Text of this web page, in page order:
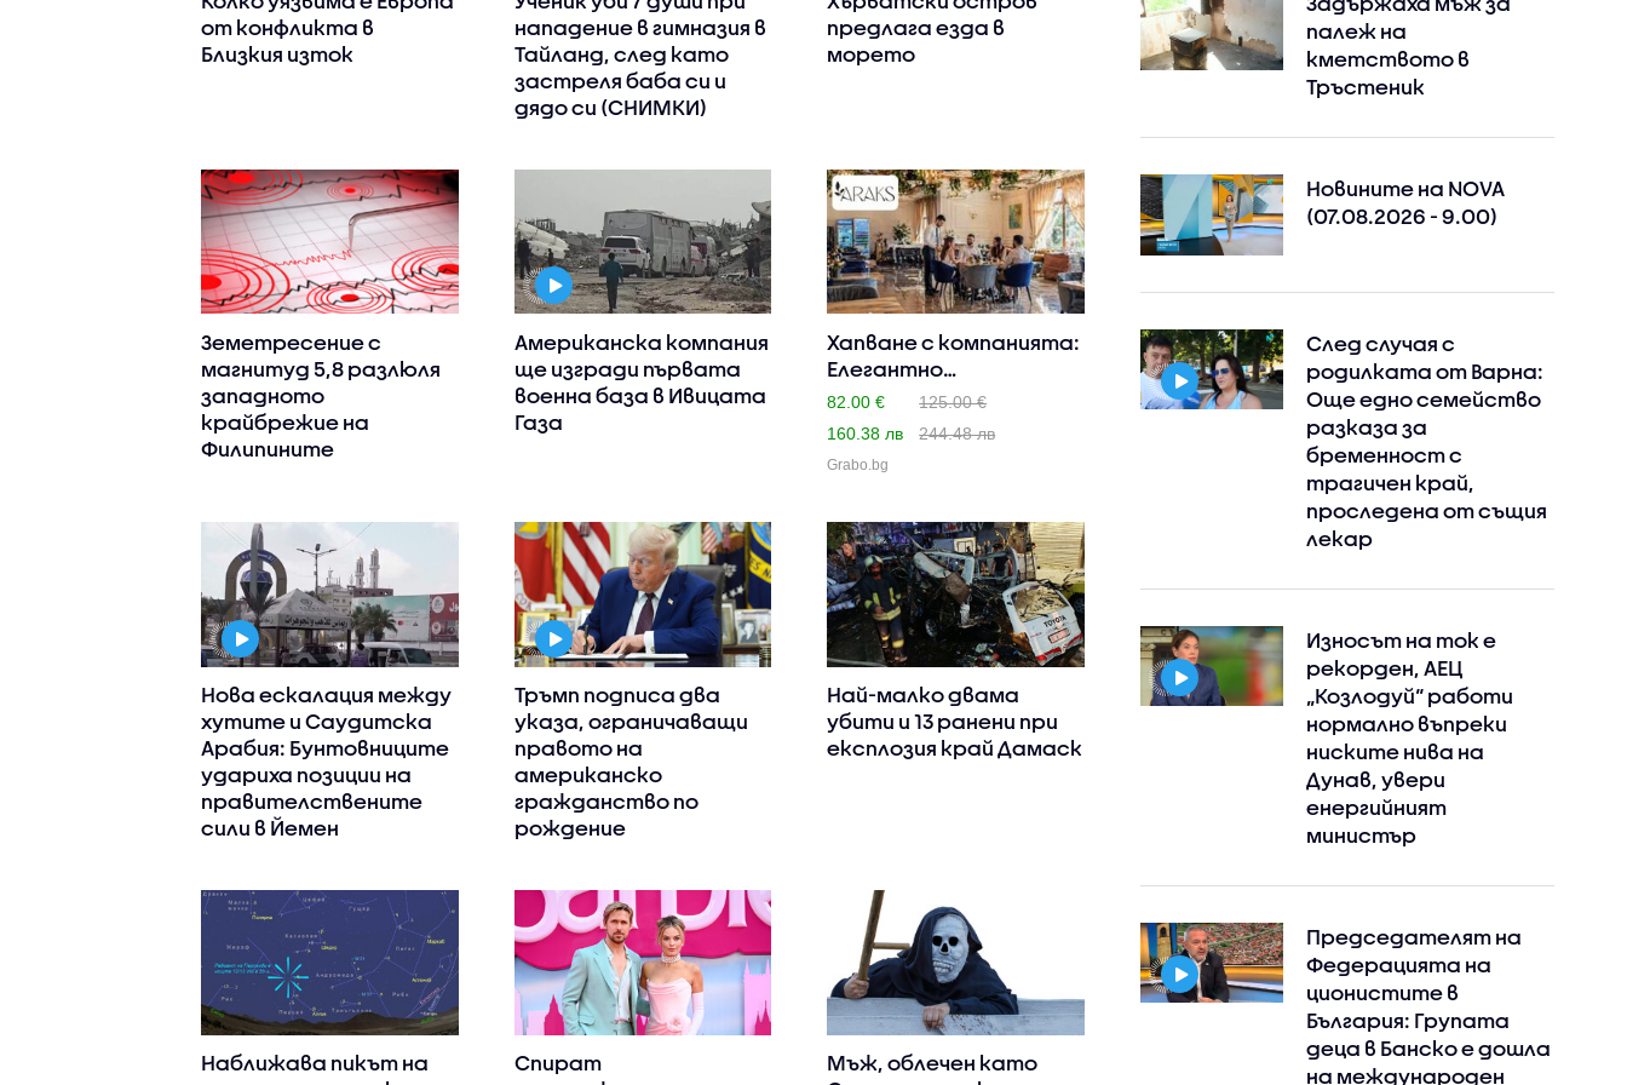
от конфликта в
Близкия изток
нападение в гимназия в
Тайланд, след като
застреля баба си и
дядо си (СНИМКИ)
предлага езда в
морето
Земетресение с
магнитуд 5,8 разлюля
западното
крайбрежие на
Филипините
Американска компания
ще изгради първата
военна база в Ивицата
Газа
Хапване с компанията:
Елегантно
двустепенно ..
82.00 €
125.00 €
160.38 лв
244.48 лв
Grabo.bg
Нова ескалация между
хутите и Саудитска
Арабия: Бунтовниците
удариха позиции на
правителствените
сили в Йемен
Тръмп подписа два
указа, ограничаващи
правото на
американско
гражданство по
рождение
Най-малко двама
убити и 13 ранени при
експлозия край Дамаск
Наближава пикът на
Спират
Мъж, облечен като
палеж на
кметството в
Тръстеник
Новините на NOVA
(07.08.2026 - 9.00)
След случая с
родилката от Варна:
Още едно семейство
разказа за
бременност с
трагичен край,
проследена от същия
лекар
Износът на ток е
рекорден, АЕЦ
„Козлодуй“ работи
нормално въпреки
ниските нива на
Дунав, увери
енергийният
министър
Председателят на
Федерацията на
ционистите в
България: Групата
деца в Банско е дошла
на международен